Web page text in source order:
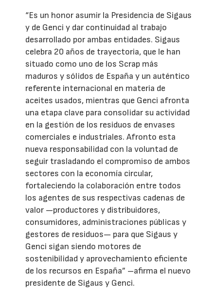
“Es un honor asumir la Presidencia de Sigaus
y de Genci y dar continuidad al trabajo
desarrollado por ambas entidades. Sigaus
celebra 20 años de trayectoria, que le han
situado como uno de los Scrap más
maduros y sólidos de España y un auténtico
referente internacional en materia de
aceites usados, mientras que Genci afronta
una etapa clave para consolidar su actividad
en la gestión de los residuos de envases
comerciales e industriales. Afronto esta
nueva responsabilidad con la voluntad de
seguir trasladando el compromiso de ambos
sectores con la economía circular,
fortaleciendo la colaboración entre todos
los agentes de sus respectivas cadenas de
valor —productores y distribuidores,
consumidores, administraciones públicas y
gestores de residuos— para que Sigaus y
Genci sigan siendo motores de
sostenibilidad y aprovechamiento eficiente
de los recursos en España” –afirma el nuevo
presidente de Sigaus y Genci.